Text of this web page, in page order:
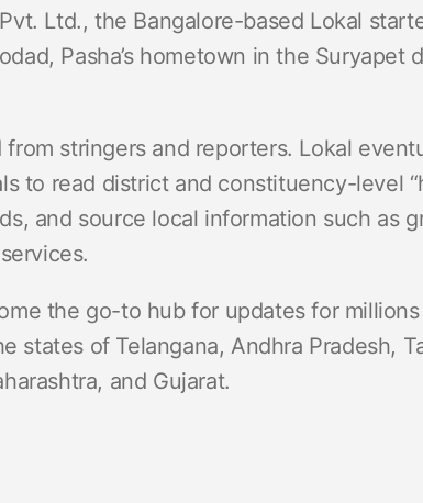
Ltd., the Bangalore-based Lokal
Pasha’s hometown in the Suryapet
stringers and reporters. Lokal
to read district and constituency-level
and source local information such as
the go-to hub for updates for
states of Telangana, Andhra Pradesh,
and Gujarat.